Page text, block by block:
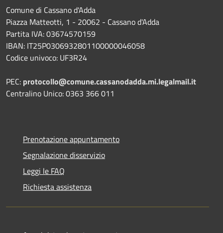
Comune di Cassano d'Adda
Piazza Matteotti, 1 - 20062 - Cassano d'Adda
Partita IVA: 03674570159
IBAN: IT25P0306932801100000046058
Codice univoco: UF3R24
PEC: protocollo@comune.cassanodadda.mi.legalmail.it
Centralino Unico: 0363 366 011
Prenotazione appuntamento
Segnalazione disservizio
Leggi le FAQ
Richiesta assistenza